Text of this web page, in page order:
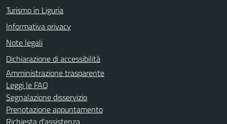
Turismo in Liguria
Informativa privacy
Note legali
Dichiarazione di accessibilità
Amministrazione trasparente
Leggi le FAQ
Segnalazione disservizio
Prenotazione appuntamento
Richiesta d'assistenza